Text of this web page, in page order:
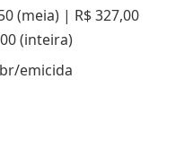
(meia) | R$ 327,00
(inteira)
emicida